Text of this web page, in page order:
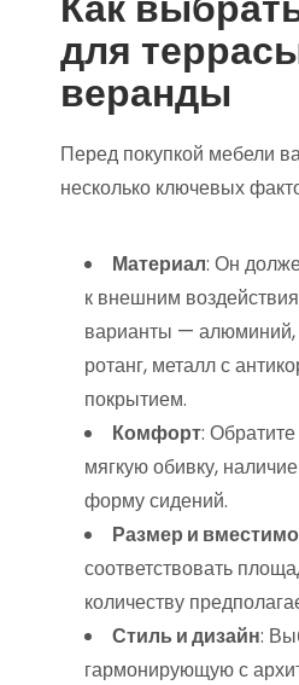
для
веранды
Перед покупкой мебели
несколько ключевых
Материал: Он
к внешним
варианты — алюминий,
ротанг, металл с
покрытием.
Комфорт:
мягкую обивку,
форму сидений.
Размер и
соответствовать
количеству
Стиль и дизайн:
гармонирующую с